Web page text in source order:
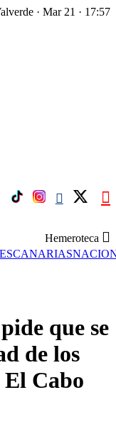
· Mar 21 · 17:57
Hemeroteca
CANARIAS
que se
de los
El Cabo